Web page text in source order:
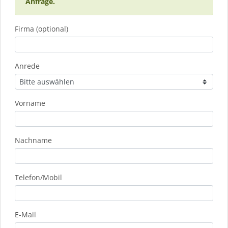
Firma (optional)
Anrede
Vorname
Nachname
Telefon/Mobil
E-Mail